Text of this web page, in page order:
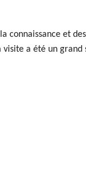
connaissance et
a été un grand